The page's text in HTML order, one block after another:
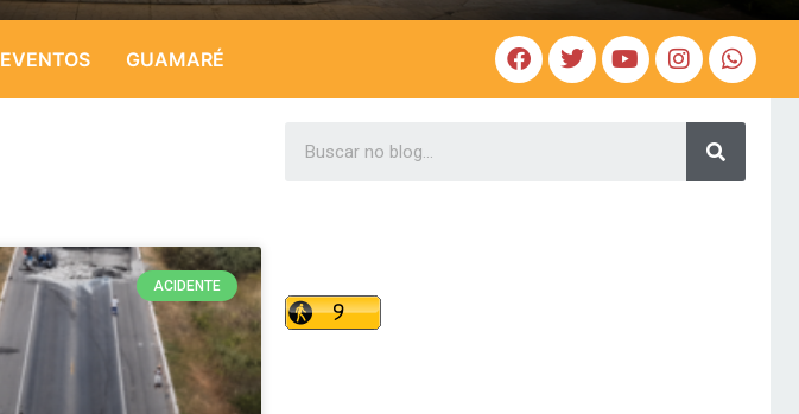
EVENTOS GUAMARÉ
ACIDENTE